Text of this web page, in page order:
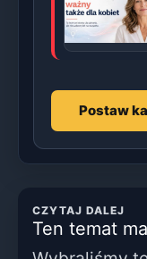
Postaw
CZYTAJ DALEJ
Ten temat